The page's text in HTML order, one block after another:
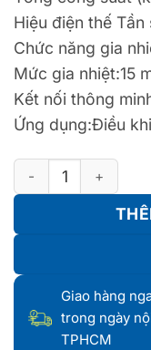
Hiệu điện thế
Chức năng gia
Mức gia nhiệt:15
Kết nối thông
Ứng dụng:Điều
Bếp Từ SAMSUNG
Giao hàng
trong ngày
TPHCM